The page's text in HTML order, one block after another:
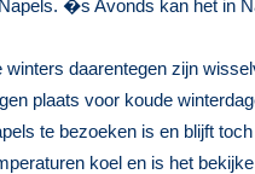
�s Avonds kan het in
winters daarentegen zijn
plaats voor koude
te bezoeken is en blijft
koel en is het